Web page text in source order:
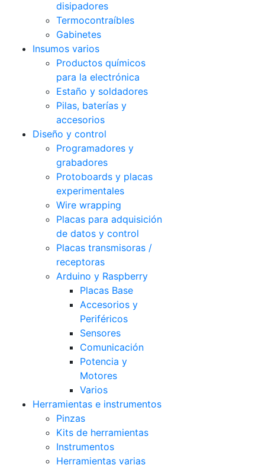
disipadores
Termocontraíbles
Gabinetes
Insumos varios
Productos químicos
para la electrónica
Estaño y soldadores
Pilas, baterías y
accesorios
Diseño y control
Programadores y
grabadores
Protoboards y placas
experimentales
Wire wrapping
Placas para adquisición
de datos y control
Placas transmisoras /
receptoras
Arduino y Raspberry
Placas Base
Accesorios y
Periféricos
Sensores
Comunicación
Potencia y
Motores
Varios
Herramientas e instrumentos
Pinzas
Kits de herramientas
Instrumentos
Herramientas varias